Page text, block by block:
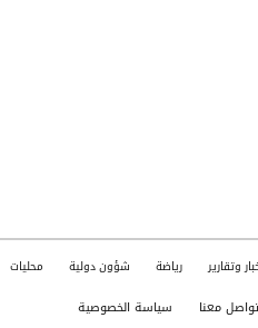
وتقارير رياضة شؤون دولية محليات
تواصل معنا سياسة الخصوصية